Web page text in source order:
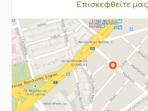
Επισκεφθείτε μας